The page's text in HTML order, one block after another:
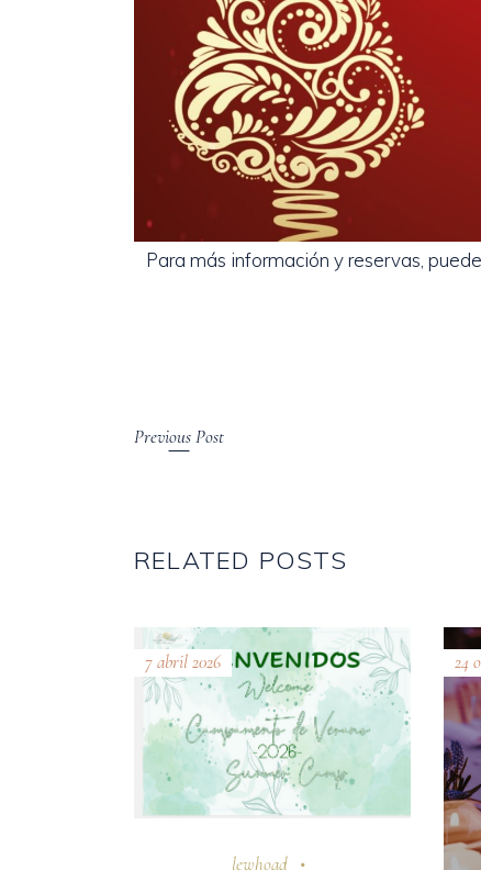
Para más información y reservas,
Previous Post
RELATED POSTS
7 abril 2026
lewhoad
24